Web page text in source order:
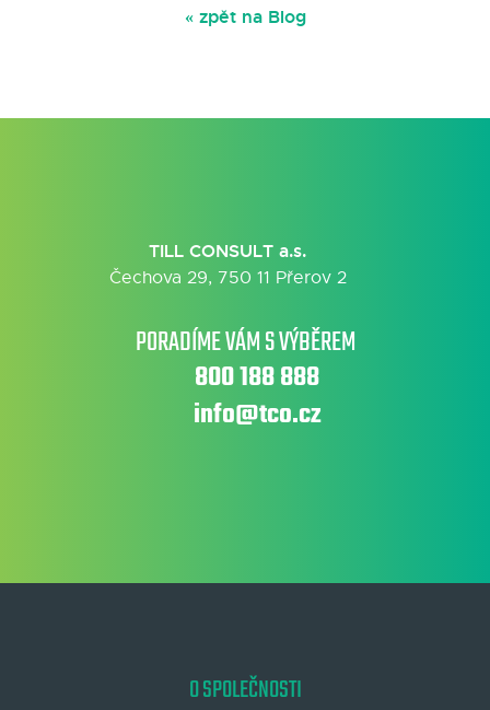
« zpět na Blog
TILL CONSULT a.s.
Čechova 29, 750 11 Přerov 2
PORADÍME VÁM S VÝBĚREM
800 188 888
info@tco.cz
O SPOLEČNOSTI